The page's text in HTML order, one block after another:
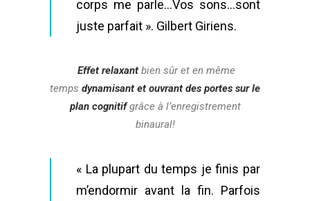
corps me parle…Vos sons…sont
juste parfait ». Gilbert Giriens.
Effet relaxant bien sûr et en même
temps dynamisant et ouvrant des portes sur le
plan cognitifgrâce à l’enregistrement
binaural!
« La plupart du temps je finis par
m’endormir avant la fin. Parfois